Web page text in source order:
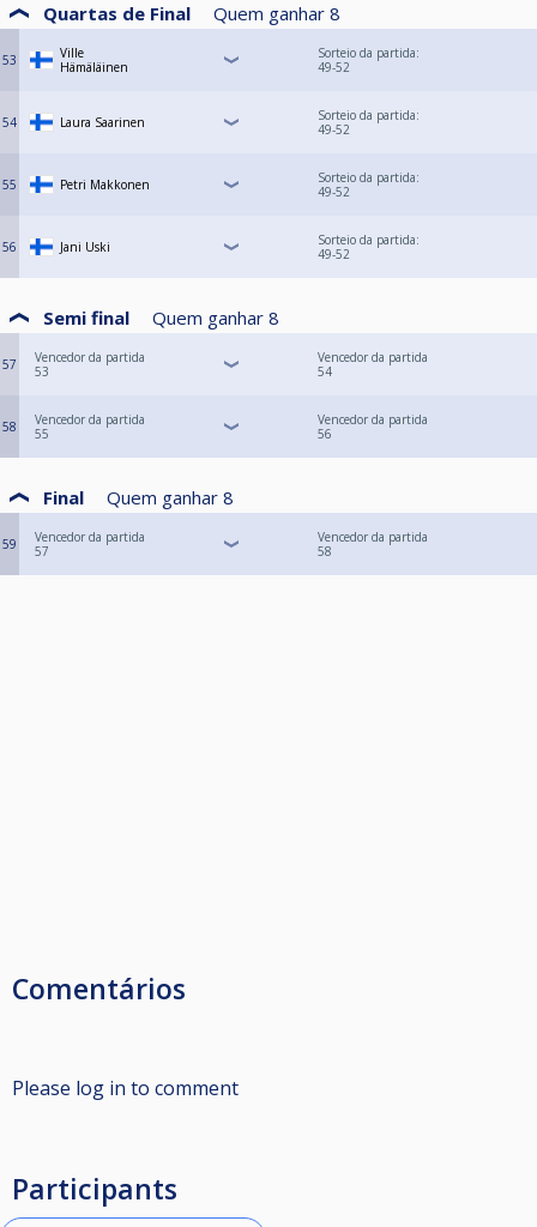
Quartas de Final Quem ganhar 8
53
Ville
Hämäläinen
Sorteio da partida:
49-52
54 Laura Saarinen
Sorteio da partida:
49-52
55 Petri Makkonen
Sorteio da partida:
49-52
56 Jani Uski
Sorteio da partida:
49-52
Semi final Quem ganhar 8
57
Vencedor da partida
53
Vencedor da partida
54
58
Vencedor da partida
55
Vencedor da partida
56
Final Quem ganhar 8
59
Vencedor da partida
57
Vencedor da partida
58
Comentários
Please log in to comment
Participants